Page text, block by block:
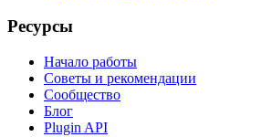
Ресурсы
Начало работы
Советы и рекомендации
Сообщество
Блог
Plugin API